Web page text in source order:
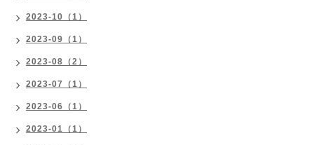
2023-10（1）
2023-09（1）
2023-08（2）
2023-07（1）
2023-06（1）
2023-01（1）